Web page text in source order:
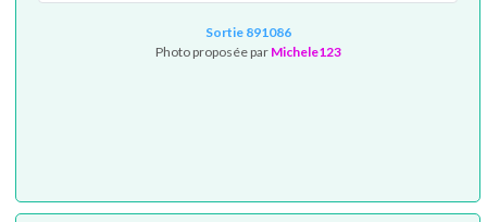
Sortie 891086
Photo proposée par Michele123